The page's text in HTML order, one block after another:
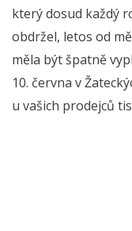
který dosud každý
obdržel, letos od
měla být špatně
10. června v
u vašich prodejců